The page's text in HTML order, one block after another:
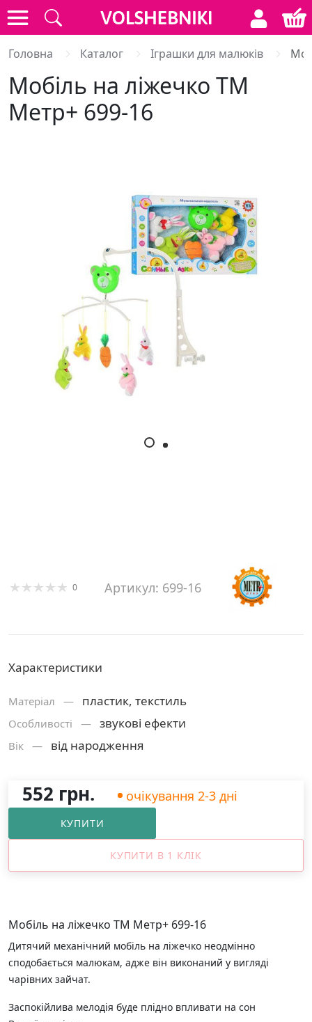
Головна Каталог Іграшки для малюків
Мобіль на ліжечко ТМ
Метр+ 699-16
0 Артикул: 699-16
Характеристики
Матерiал — пластик, текстиль
Особливості — звукові ефекти
Вік — від народження
552 грн. очікування 2-3 дні
КУПИТИ
КУПИТИ В 1 КЛІК
Мобіль на ліжечко ТМ Метр+ 699-16
Дитячий механічний мобіль на ліжечко неодмінно
сподобається малюкам, адже він виконаний у вигляді
чарівних зайчат.
Заспокійлива мелодія буде плідно впливати на сон